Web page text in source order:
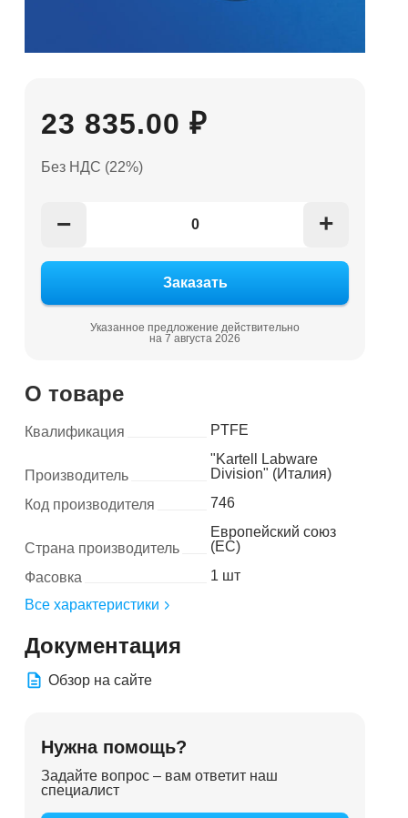
23 835.00 ₽
Без НДС (22%)
− +
Указанное предложение действительно
на 7 августа 2026
О товаре
Квалификация PTFE
Производитель
"Kartell Labware
Division" (Италия)
Код производителя
746
Страна производитель
Европейский союз
(ЕС)
Фасовка
1 шт
Все характеристики
Документация
Обзор на сайте
Нужна помощь?
Задайте вопрос – вам ответит наш
специалист